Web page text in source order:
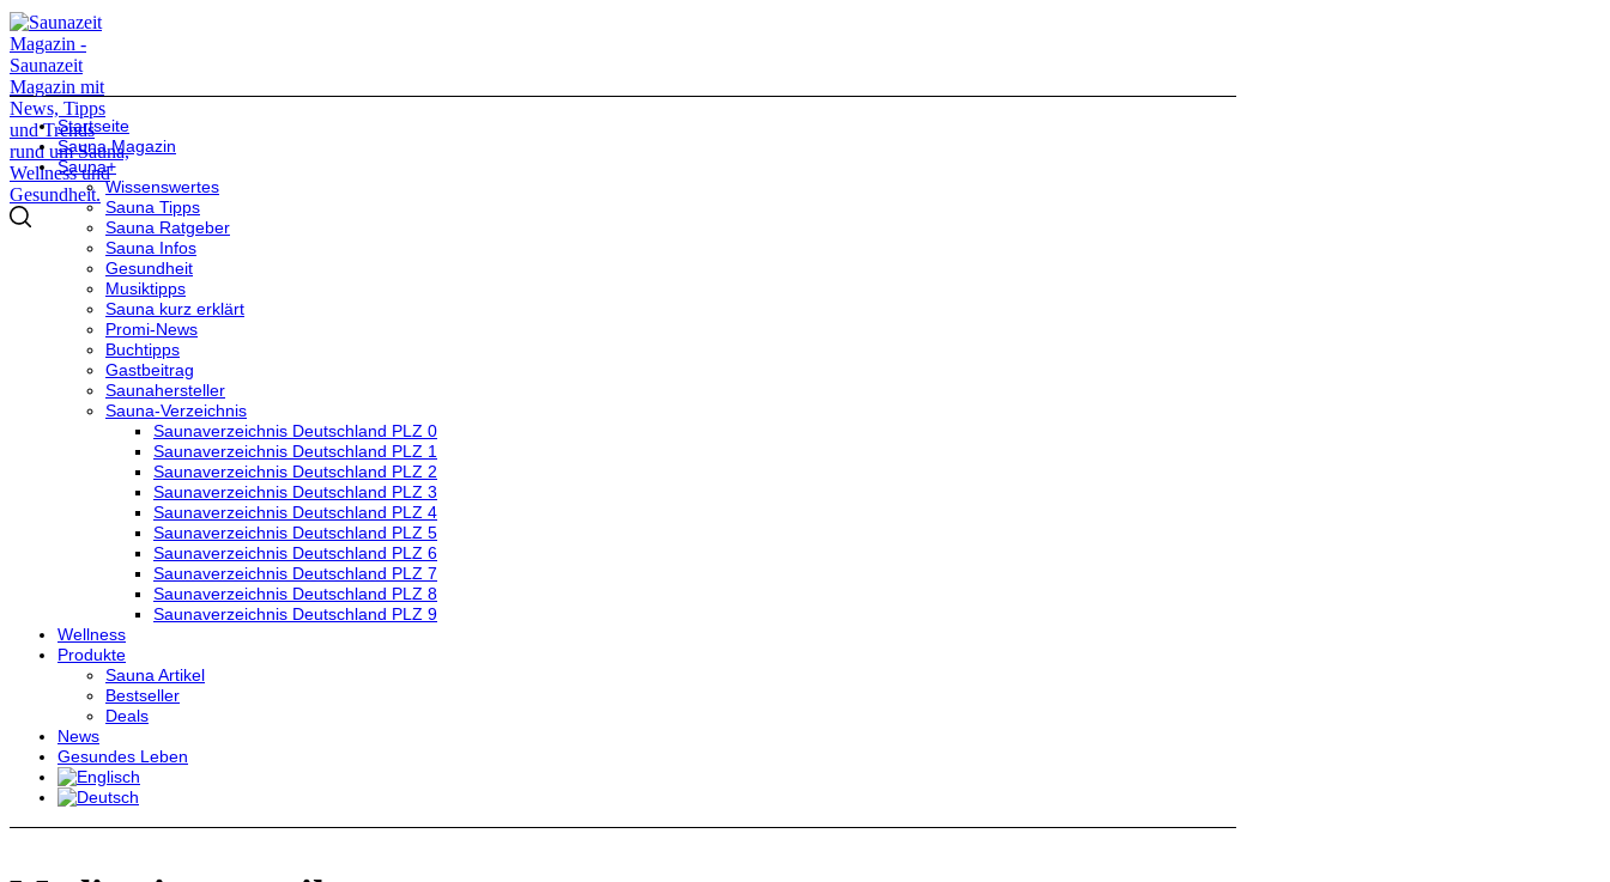
Startseite
Sauna Magazin
Sauna+
Wissenswertes
Sauna Tipps
Sauna Ratgeber
Sauna Infos
Gesundheit
Musiktipps
Sauna kurz erklärt
Promi-News
Buchtipps
Gastbeitrag
Saunahersteller
Sauna-Verzeichnis
Saunaverzeichnis Deutschland PLZ 0
Saunaverzeichnis Deutschland PLZ 1
Saunaverzeichnis Deutschland PLZ 2
Saunaverzeichnis Deutschland PLZ 3
Saunaverzeichnis Deutschland PLZ 4
Saunaverzeichnis Deutschland PLZ 5
Saunaverzeichnis Deutschland PLZ 6
Saunaverzeichnis Deutschland PLZ 7
Saunaverzeichnis Deutschland PLZ 8
Saunaverzeichnis Deutschland PLZ 9
Wellness
Produkte
Sauna Artikel
Bestseller
Deals
News
Gesundes Leben